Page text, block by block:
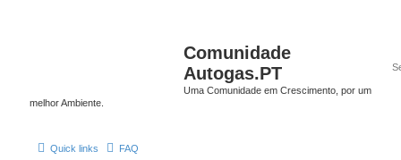
Comunidade
Autogas.PT
Uma Comunidade em Crescimento, por um
melhor Ambiente.
Quick links FAQ